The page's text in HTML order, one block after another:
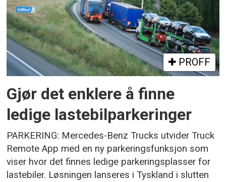
PROFF
Gjør det enklere å finne
ledige lastebilparkeringer
PARKERING: Mercedes-Benz Trucks utvider Truck
Remote App med en ny parkeringsfunksjon som
viser hvor det finnes ledige parkeringsplasser for
lastebiler. Løsningen lanseres i Tyskland i slutten